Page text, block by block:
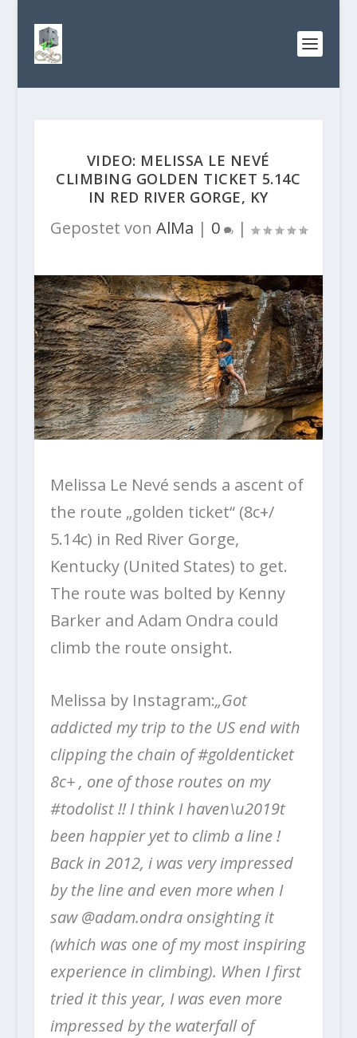
VIDEO: MELISSA LE NEVÉ
CLIMBING GOLDEN TICKET 5.14C
IN RED RIVER GORGE, KY
Gepostet von AlMa | 0 |
Melissa Le Nevé sends a ascent of
the route „golden ticket“ (8c+/
5.14c) in Red River Gorge,
Kentucky (United States) to get.
The route was bolted by Kenny
Barker and Adam Ondra could
climb the route onsight.
Melissa by Instagram:„Got
addicted my trip to the US end with
clipping the chain of #goldenticket
8c+ , one of those routes on my
#todolist !! I think I haven\u2019t
been happier yet to climb a line !
Back in 2012, i was very impressed
by the line and even more when I
saw @adam.ondra onsighting it
(which was one of my most inspiring
experience in climbing). When I first
tried it this year, I was even more
impressed by the waterfall of